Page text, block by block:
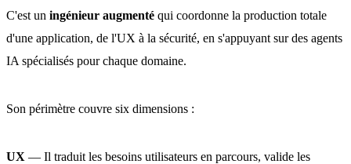
C'est un ingénieur augmenté qui coordonne la production totale
d'une application, de l'UX à la sécurité, en s'appuyant sur des agents
IA spécialisés pour chaque domaine.
Son périmètre couvre six dimensions :
UX — Il traduit les besoins utilisateurs en parcours, valide les